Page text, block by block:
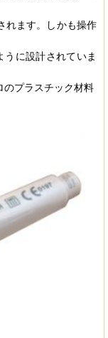
れます。しかも操作
に設計されていま
のプラスチック材料